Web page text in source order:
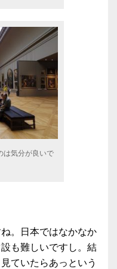
は気分が良いで
。日本ではなかなか
も難しいですし。結
ていたらあっという